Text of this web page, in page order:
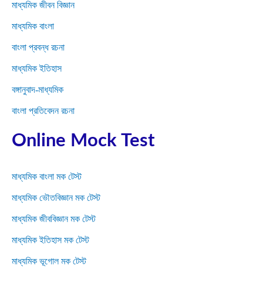
মাধ্যমিক জীবন বিজ্ঞান
মাধ্যমিক বাংলা
বাংলা প্রবন্ধ রচনা
মাধ্যমিক ইতিহাস
বঙ্গানুবাদ-মাধ্যমিক
বাংলা প্রতিবেদন রচনা
Online Mock Test
মাধ্যমিক বাংলা মক টেস্ট
মাধ্যমিক ভৌতবিজ্ঞান মক টেস্ট
মাধ্যমিক জীববিজ্ঞান মক টেস্ট
মাধ্যমিক ইতিহাস মক টেস্ট
মাধ্যমিক ভূগোল মক টেস্ট